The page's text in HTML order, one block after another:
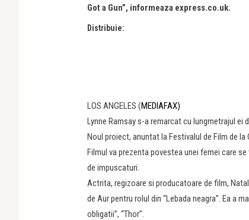
Got a Gun”, informeaza express.co.uk.
Distribuie:
LOS ANGELES (MEDIAFAX)
Lynne Ramsay s-a remarcat cu lungmetrajul ei
Noul proiect, anuntat la Festivalul de Film de la
Filmul va prezenta povestea unei femei care
de impuscaturi.
Actrita, regizoare si producatoare de film,
de Aur pentru rolul din “Lebada neagra”. Ea a
obligatii”, “Thor”.